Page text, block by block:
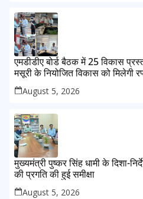
एमडीडीए बोर्ड बैठक में 25 विकास
मसूरी के नियोजित विकास को मिलेगी
August 5, 2026
मुख्यमंत्री पुष्कर सिंह धामी के दिशा-
की प्रगति की हुई समीक्षा
August 5, 2026